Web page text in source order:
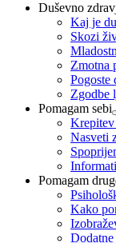
Duševno
Kaj je
Skozi
Zmotna
Pogoste
Zgodbe
Pomagam sebi
Krepitev
Nasveti
Pomagam
Kako